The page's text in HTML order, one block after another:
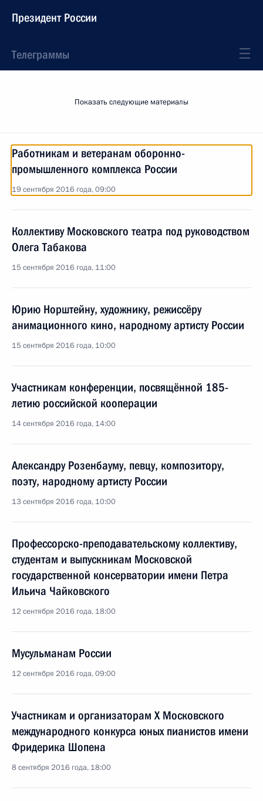
Президент России
Телеграммы
Показать следующие материалы
Работникам и ветеранам оборонно-
промышленного комплекса России
19 сентября 2016 года, 09:00
Коллективу Московского театра под руководством
Олега Табакова
15 сентября 2016 года, 11:00
Юрию Норштейну, художнику, режиссёру
анимационного кино, народному артисту России
15 сентября 2016 года, 10:00
Участникам конференции, посвящённой 185-
летию российской кооперации
14 сентября 2016 года, 14:00
Александру Розенбауму, певцу, композитору,
поэту, народному артисту России
13 сентября 2016 года, 10:00
Профессорско-преподавательскому коллективу,
студентам и выпускникам Московской
государственной консерватории имени Петра
Ильича Чайковского
12 сентября 2016 года, 18:00
Мусульманам России
12 сентября 2016 года, 09:00
Участникам и организаторам X Московского
международного конкурса юных пианистов имени
Фридерика Шопена
8 сентября 2016 года, 18:00